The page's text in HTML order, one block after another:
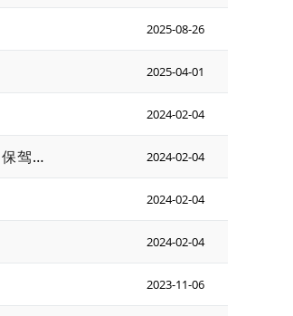
2025-08-26
2025-04-01
2024-02-04
充分发挥市场机制作用，为加快打造更加有效、更有活力、 更具国际影响力的碳市场保驾护航 2024-02-04
2024-02-04
2024-02-04
2023-11-06